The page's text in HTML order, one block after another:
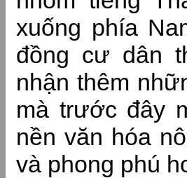
xuống phía
đồng cư dân
nhận thêm
mà trước đây
nền văn hóa
và phong phú